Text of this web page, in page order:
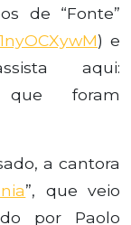
de “Fonte”
) e
aqui:
foram
a cantora
”, que veio
por Paolo